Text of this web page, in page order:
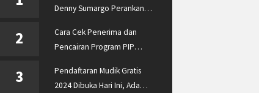
Denny Sumargo Perankan
2
Cara Cek Penerima dan
Pencairan Program PIP
pip.kemdikbud.go.id
3
Pendaftaran Mudik Gratis
2024 Dibuka Hari Ini, Ada